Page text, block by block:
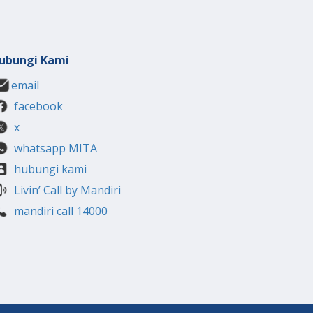
Kami
email
facebook
x
whatsapp MITA
hubungi kami
Livin’ Call by Mandiri
mandiri call 14000